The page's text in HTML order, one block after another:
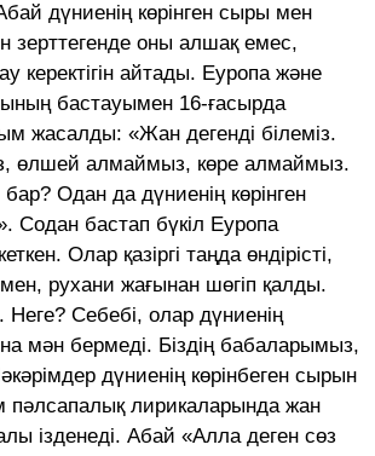
дүниенің көрінген сыры мен
зерттегенде оны алшақ емес,
керектігін айтады. Еуропа және
бастауымен 16-ғасырда
жасалды: «Жан дегенді білеміз.
өлшей алмаймыз, көре алмаймыз.
бар? Одан да дүниенің көрінген
Содан бастап бүкіл Еуропа
Олар қазіргі таңда өндірісті,
рухани жағынан шөгіп қалды.
Себебі, олар дүниенің
мән бермеді. Біздің бабаларымыз,
дүниенің көрінбеген сырын
пәлсапалық лирикаларында жан
ізденеді. Абай «Алла деген сөз